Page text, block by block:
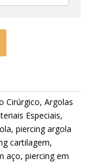
Cirúrgico, Argolas
Especiais,
, piercing argola
cartilagem,
aço, piercing em